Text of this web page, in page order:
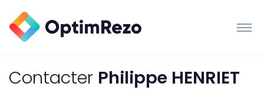
Contacter Philippe HENRIET